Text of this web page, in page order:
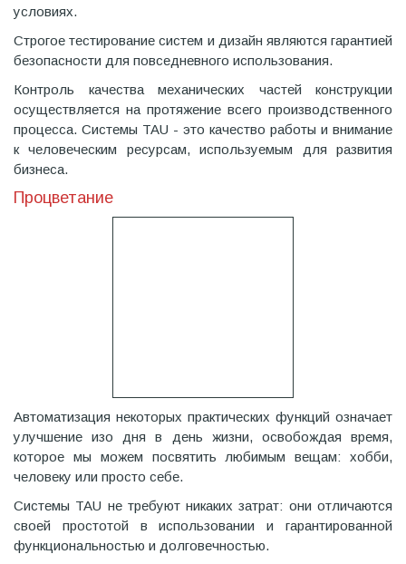
условиях.
Строгое тестирование систем и дизайн являются гарантией
безопасности для повседневного использования.
Контроль качества механических частей конструкции
осуществляется на протяжение всего производственного
процесса. Системы TAU - это качество работы и внимание
к человеческим ресурсам, используемым для развития
бизнеса.
Процветание
Автоматизация некоторых практических функций означает
улучшение изо дня в день жизни, освобождая время,
которое мы можем посвятить любимым вещам: хобби,
человеку или просто себе.
Системы TAU не требуют никаких затрат: они отличаются
своей простотой в использовании и гарантированной
функциональностью и долговечностью.